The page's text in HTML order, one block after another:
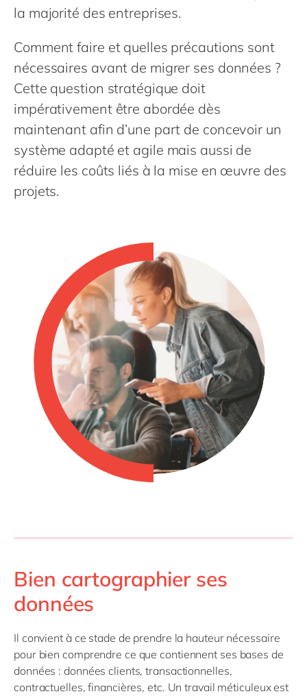
Switzerland
USA & Canada
la majorité des entreprises.
Comment faire et quelles précautions sont
nécessaires avant de migrer ses données ?
Cette question stratégique doit
impérativement être abordée dès
maintenant afin d’une part de concevoir un
système adapté et agile mais aussi de
réduire les coûts liés à la mise en œuvre des
projets.
Bien cartographier ses
données
Il convient à ce stade de prendre la hauteur nécessaire
pour bien comprendre ce que contiennent ses bases de
données : données clients, transactionnelles,
contractuelles, financières, etc. Un travail méticuleux est